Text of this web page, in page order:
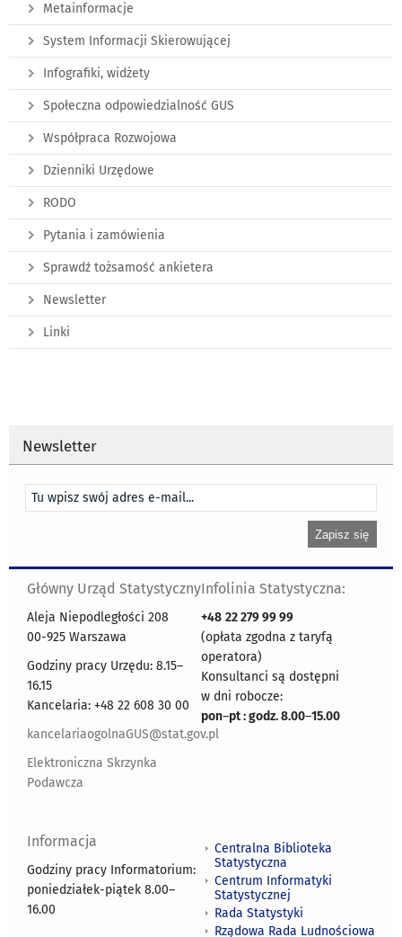
Metainformacje
System Informacji Skierowującej
Infografiki, widżety
Społeczna odpowiedzialność GUS
Współpraca Rozwojowa
Dzienniki Urzędowe
RODO
Pytania i zamówienia
Sprawdź tożsamość ankietera
Newsletter
Linki
Newsletter
Główny Urząd Statystyczny
Aleja Niepodległości 208
00-925 Warszawa
Godziny pracy Urzędu: 8.15–
16.15
Kancelaria: +48 22 608 30 00
kancelariaogolnaGUS@stat.gov.pl
Elektroniczna Skrzynka
Podawcza
Infolinia Statystyczna:
+48 22 279 99 99
(opłata zgodna z taryfą
operatora)
Konsultanci są dostępni
w dni robocze:
pon–pt : godz. 8.00–15.00
Informacja
Godziny pracy Informatorium:
poniedziałek-piątek 8.00–
16.00
Centralna Biblioteka
Statystyczna
Centrum Informatyki
Statystycznej
Rada Statystyki
Rządowa Rada Ludnościowa